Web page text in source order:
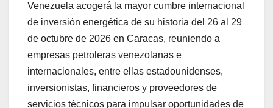
Venezuela acogerá la mayor cumbre internacional
de inversión energética de su historia del 26 al 29
de octubre de 2026 en Caracas, reuniendo a
empresas petroleras venezolanas e
internacionales, entre ellas estadounidenses,
inversionistas, financieros y proveedores de
servicios técnicos para impulsar oportunidades de